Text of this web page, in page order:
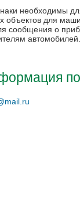
необходимы
для
сообщения о
автомобилей.